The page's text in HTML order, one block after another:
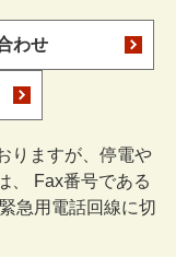
わせ
りますが、停電や
、 Fax番号である
急用電話回線に切